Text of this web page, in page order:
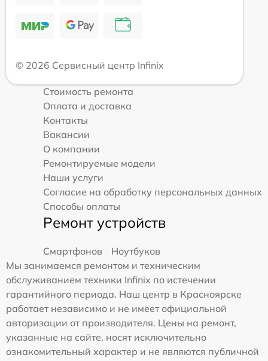
© 2026 Сервисный центр Infinix
Стоимость ремонта
Оплата и доставка
Контакты
Вакансии
О компании
Ремонтируемые модели
Наши услуги
Согласие на обработку персональных данных
Способы оплаты
Ремонт устройств
Смартфонов
Ноутбуков
Мы занимаемся ремонтом и техническим
обслуживанием техники Infinix по истечении
гарантийного периода. Наш центр в Красноярске
работает независимо и не имеет официальной
авторизации от производителя. Цены на ремонт,
указанные на сайте, носят исключительно
ознакомительный характер и не являются публичной